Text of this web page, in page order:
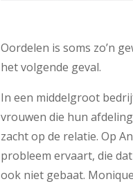
Oordelen is soms zo’n
het volgende geval.
In een middelgroot
vrouwen die hun
zacht op de relatie. Op
probleem ervaart, die
ook niet gebaat.